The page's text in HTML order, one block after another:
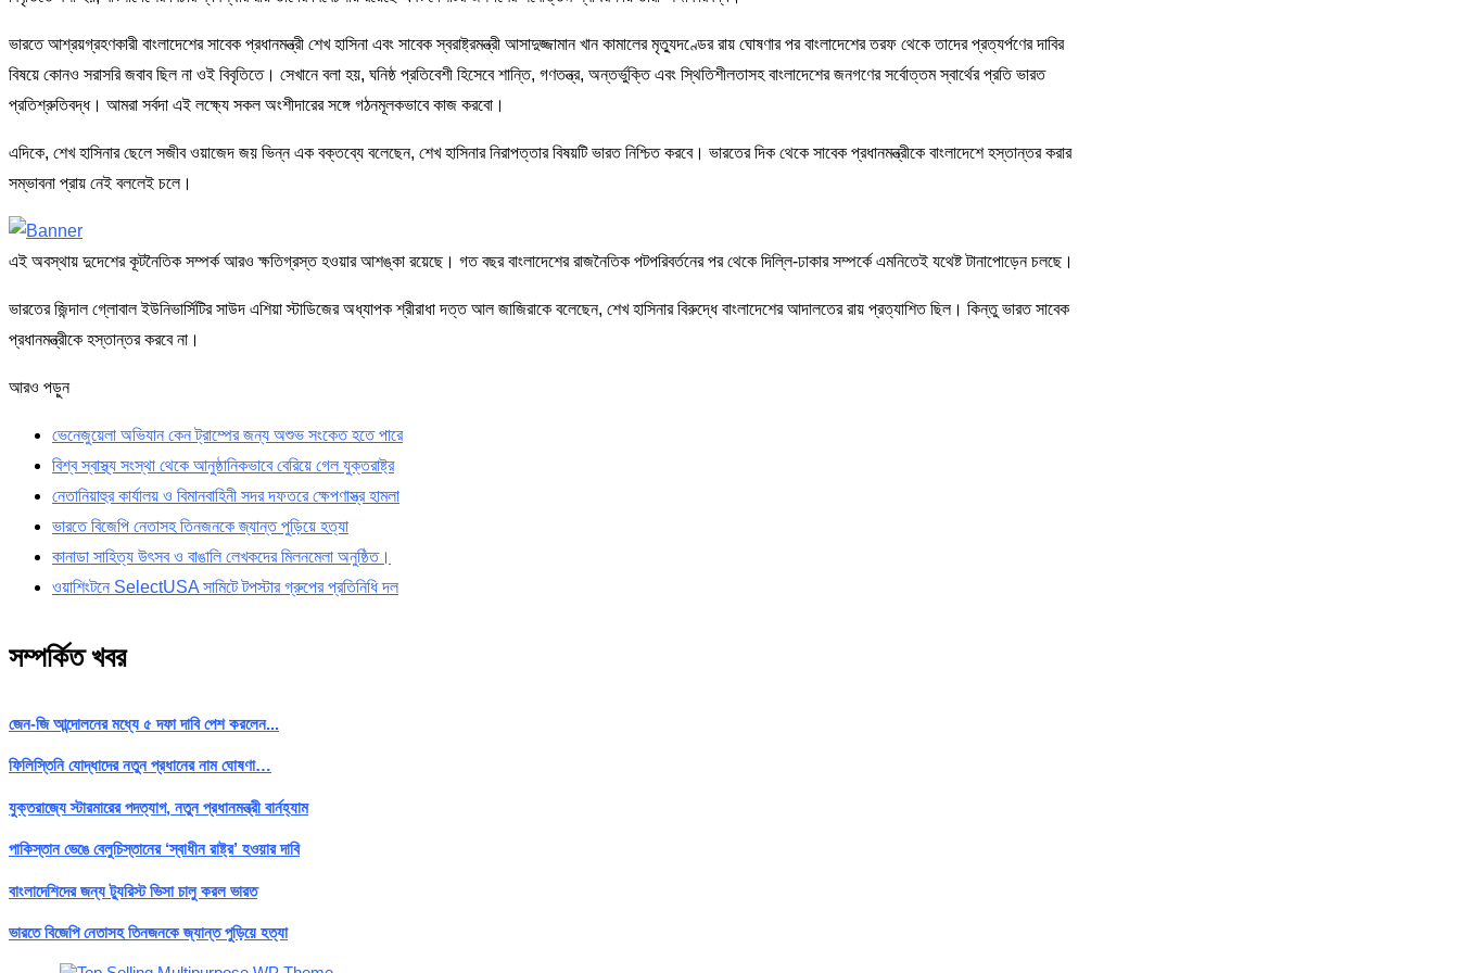
ভারতে আশ্রয়গ্রহণকারী বাংলাদেশের সাবেক প্রধানমন্ত্রী শেখ হাসিনা এবং সাবেক স্বরাষ্ট্রমন্ত্রী আসাদুজ্জামান খান কামালের মৃত্যুদণ্ডের রায় ঘোষণার পর বাংলাদেশের তরফ থেকে তাদের প্রত্যর্পণের দাবির
বিষয়ে কোনও সরাসরি জবাব ছিল না ওই বিবৃতিতে। সেখানে বলা হয়, ঘনিষ্ঠ প্রতিবেশী হিসেবে শান্তি, গণতন্ত্র, অন্তর্ভুক্তি এবং স্থিতিশীলতাসহ বাংলাদেশের জনগণের সর্বোত্তম স্বার্থের প্রতি ভারত
প্রতিশ্রুতিবদ্ধ। আমরা সর্বদা এই লক্ষ্যে সকল অংশীদারের সঙ্গে গঠনমূলকভাবে কাজ করবো।
এদিকে, শেখ হাসিনার ছেলে সজীব ওয়াজেদ জয় ভিন্ন এক বক্তব্যে বলেছেন, শেখ হাসিনার নিরাপত্তার বিষয়টি ভারত নিশ্চিত করবে। ভারতের দিক থেকে সাবেক প্রধানমন্ত্রীকে বাংলাদেশে হস্তান্তর করার
সম্ভাবনা প্রায় নেই বললেই চলে।
এই অবস্থায় দুদেশের কূটনৈতিক সম্পর্ক আরও ক্ষতিগ্রস্ত হওয়ার আশঙ্কা রয়েছে। গত বছর বাংলাদেশের রাজনৈতিক পটপরিবর্তনের পর থেকে দিল্লি-ঢাকার সম্পর্কে এমনিতেই যথেষ্ট টানাপোড়েন চলছে।
ভারতের জিন্দাল গ্লোবাল ইউনিভার্সিটির সাউদ এশিয়া স্টাডিজের অধ্যাপক শ্রীরাধা দত্ত আল জাজিরাকে বলেছেন, শেখ হাসিনার বিরুদ্ধে বাংলাদেশের আদালতের রায় প্রত্যাশিত ছিল। কিন্তু ভারত সাবেক
প্রধানমন্ত্রীকে হস্তান্তর করবে না।
আরও পড়ুন
ভেনেজুয়েলা অভিযান কেন ট্রাম্পের জন্য অশুভ সংকেত হতে পারে
বিশ্ব স্বাস্থ্য সংস্থা থেকে আনুষ্ঠানিকভাবে বেরিয়ে গেল যুক্তরাষ্ট্র
নেতানিয়াহুর কার্যালয় ও বিমানবাহিনী সদর দফতরে ক্ষেপণাস্ত্র হামলা
ভারতে বিজেপি নেতাসহ তিনজনকে জ্যান্ত পুড়িয়ে হত্যা
কানাডা সাহিত্য উৎসব ও বাঙালি লেখকদের মিলনমেলা অনুষ্ঠিত।
ওয়াশিংটনে SelectUSA সামিটে টপস্টার গ্রুপের প্রতিনিধি দল
সম্পর্কিত খবর
জেন-জি আন্দোলনের মধ্যে ৫ দফা দাবি পেশ করলেন...
ফিলিস্তিনি যোদ্ধাদের নতুন প্রধানের নাম ঘোষণা…
যুক্তরাজ্যে স্টারমারের পদত্যাগ, নতুন প্রধানমন্ত্রী বার্নহ্যাম
পাকিস্তান ভেঙে বেলুচিস্তানের ‘স্বাধীন রাষ্ট্র’ হওয়ার দাবি
বাংলাদেশিদের জন্য ট্যুরিস্ট ভিসা চালু করল ভারত
ভারতে বিজেপি নেতাসহ তিনজনকে জ্যান্ত পুড়িয়ে হত্যা